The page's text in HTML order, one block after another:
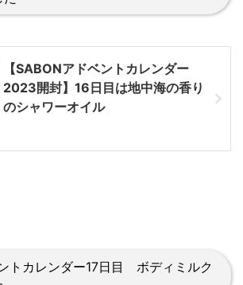
【SABONアドベントカレンダー
2023開封】16日目は地中海の香り
のシャワーオイル
トカレンダー17日目 ボディミルク